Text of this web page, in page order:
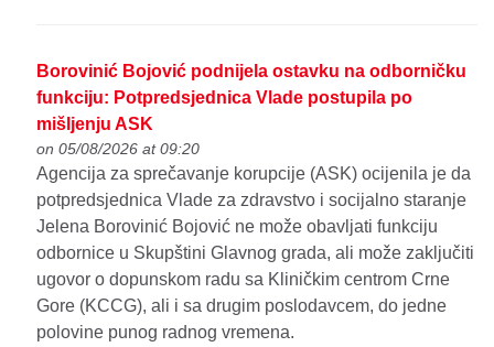
Borovinić Bojović podnijela ostavku na odborničku
funkciju: Potpredsjednica Vlade postupila po
mišljenju ASK
on 05/08/2026 at 09:20
Agencija za sprečavanje korupcije (ASK) ocijenila je da
potpredsjednica Vlade za zdravstvo i socijalno staranje
Jelena Borovinić Bojović ne može obavljati funkciju
odbornice u Skupštini Glavnog grada, ali može zaključiti
ugovor o dopunskom radu sa Kliničkim centrom Crne
Gore (KCCG), ali i sa drugim poslodavcem, do jedne
polovine punog radnog vremena.